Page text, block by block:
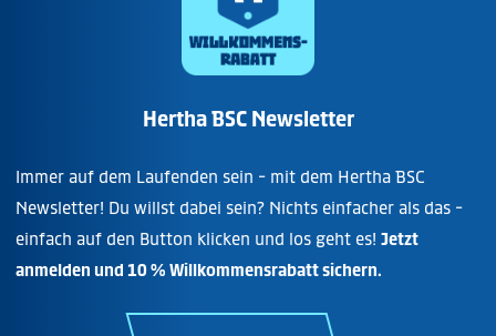
Hertha BSC Newsletter
Immer auf dem Laufenden sein - mit dem Hertha BSC
Newsletter! Du willst dabei sein? Nichts einfacher als das -
einfach auf den Button klicken und los geht es! Jetzt
anmelden und 10 % Willkommensrabatt sichern.